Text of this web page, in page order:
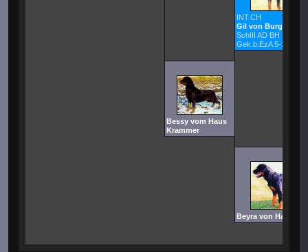
INT.CH
Gil von Burgthann
SchIII AD BH IPOIII
Gek.b.EzA 5-18-96
Bessy vom Haus
Krammer
Beyra von Hankos